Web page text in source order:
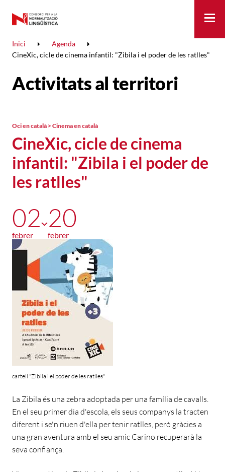
Inici
Agenda
CineXic, cicle de cinema infantil: "Zibila i el poder de les ratlles"
Activitats al territori
CineXic, cicle de cinema
infantil: "Zibila i el poder de
les ratlles"
Oci en català > Cinema en català
02
febrer
20
febrer
cartell "Zibila i el poder de les ratlles"
La Zibila és una zebra adoptada per una família de cavalls.
En el seu primer dia d'escola, els seus companys la tracten
diferent i se'n riuen d'ella per tenir ratlles, però gràcies a
una gran aventura amb el seu amic Carino recuperarà la
seva confiança.